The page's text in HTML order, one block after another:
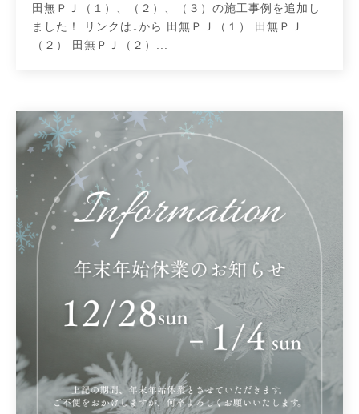
田無ＰＪ（１）、（２）、（３）の施工事例を追加し
ました！ リンクは↓から 田無ＰＪ（１） 田無ＰＪ
（２） 田無ＰＪ（２）...